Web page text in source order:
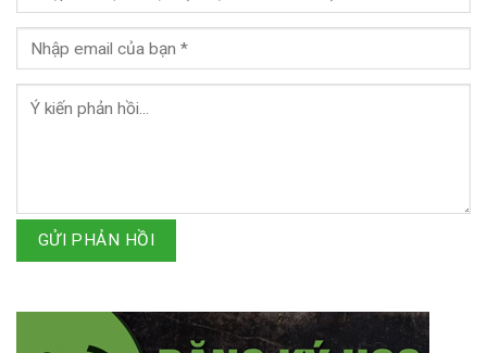
GỬI PHẢN HỒI